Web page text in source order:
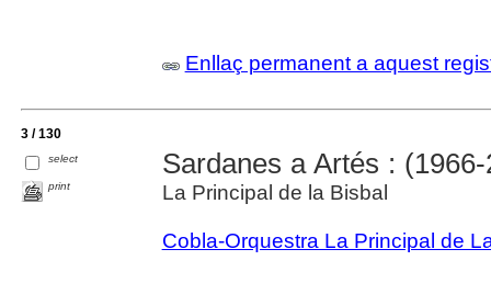
Enllaç permanent a aquest
3 / 130
select
print
Sardanes a Artés :
La Principal de la Bisbal
Cobla-Orquestra La Principal de